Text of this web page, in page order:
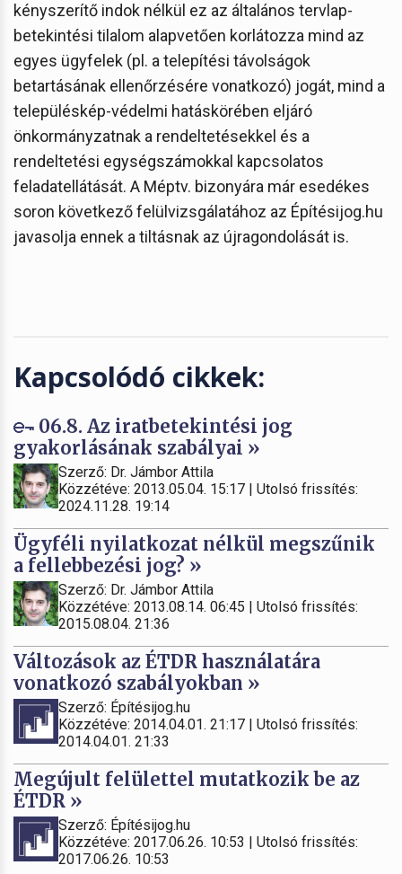
kényszerítő indok nélkül ez az általános tervlap-
betekintési tilalom alapvetően korlátozza mind az
egyes ügyfelek (pl. a telepítési távolságok
betartásának ellenőrzésére vonatkozó) jogát, mind a
településkép-védelmi hatáskörében eljáró
önkormányzatnak a rendeltetésekkel és a
rendeltetési egységszámokkal kapcsolatos
feladatellátását. A Méptv. bizonyára már esedékes
soron következő felülvizsgálatához az Építésijog.hu
javasolja ennek a tiltásnak az újragondolását is.
Kapcsolódó cikkek:
06.8. Az iratbetekintési jog
gyakorlásának szabályai »
Szerző: Dr. Jámbor Attila
Közzétéve: 2013.05.04. 15:17 | Utolsó frissítés:
2024.11.28. 19:14
Ügyféli nyilatkozat nélkül megszűnik
a fellebbezési jog? »
Szerző: Dr. Jámbor Attila
Közzétéve: 2013.08.14. 06:45 | Utolsó frissítés:
2015.08.04. 21:36
Változások az ÉTDR használatára
vonatkozó szabályokban »
Szerző: Építésijog.hu
Közzétéve: 2014.04.01. 21:17 | Utolsó frissítés:
2014.04.01. 21:33
Megújult felülettel mutatkozik be az
ÉTDR »
Szerző: Építésijog.hu
Közzétéve: 2017.06.26. 10:53 | Utolsó frissítés:
2017.06.26. 10:53